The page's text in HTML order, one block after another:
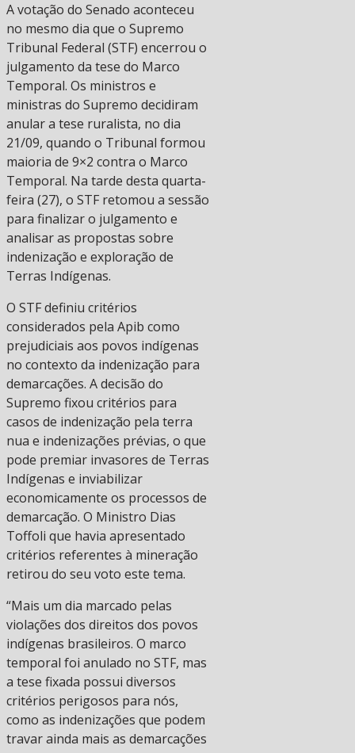
A votação do Senado aconteceu
no mesmo dia que o Supremo
Tribunal Federal (STF) encerrou o
julgamento da tese do Marco
Temporal. Os ministros e
ministras do Supremo decidiram
anular a tese ruralista, no dia
21/09, quando o Tribunal formou
maioria de 9×2 contra o Marco
Temporal. Na tarde desta quarta-
feira (27), o STF retomou a sessão
para finalizar o julgamento e
analisar as propostas sobre
indenização e exploração de
Terras Indígenas.
O STF definiu critérios
considerados pela Apib como
prejudiciais aos povos indígenas
no contexto da indenização para
demarcações. A decisão do
Supremo fixou critérios para
casos de indenização pela terra
nua e indenizações prévias, o que
pode premiar invasores de Terras
Indígenas e inviabilizar
economicamente os processos de
demarcação. O Ministro Dias
Toffoli que havia apresentado
critérios referentes à mineração
retirou do seu voto este tema.
“Mais um dia marcado pelas
violações dos direitos dos povos
indígenas brasileiros. O marco
temporal foi anulado no STF, mas
a tese fixada possui diversos
critérios perigosos para nós,
como as indenizações que podem
travar ainda mais as demarcações